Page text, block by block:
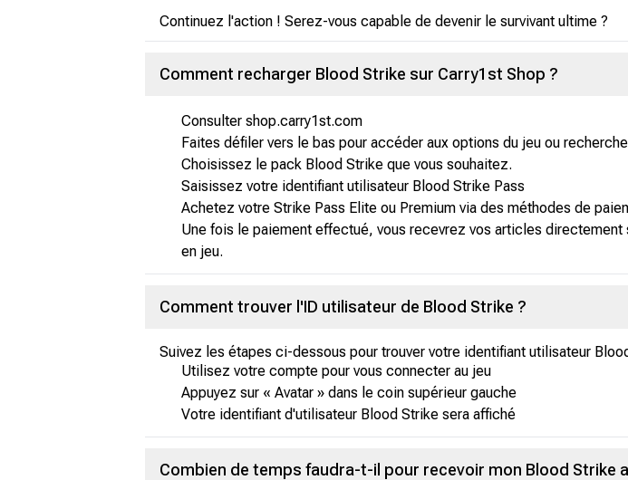
Continuez l'action ! Serez-vous capable de devenir le survivant ultime ?
Comment recharger Blood Strike sur Carry1st Shop ?
Consulter shop.carry1st.com
Faites défiler vers le bas pour accéder aux options du jeu ou
Choisissez le pack Blood Strike que vous souhaitez.
Saisissez votre identifiant utilisateur Blood Strike Pass
Achetez votre Strike Pass Elite ou Premium via des méthodes de
Une fois le paiement effectué, vous recevrez vos articles
en jeu.
Comment trouver l'ID utilisateur de Blood Strike ?
Suivez les étapes ci-dessous pour trouver votre identifiant utilisateur
Utilisez votre compte pour vous connecter au jeu
Appuyez sur « Avatar » dans le coin supérieur gauche
Votre identifiant d'utilisateur Blood Strike sera affiché
Combien de temps faudra-t-il pour recevoir mon Blood Strike